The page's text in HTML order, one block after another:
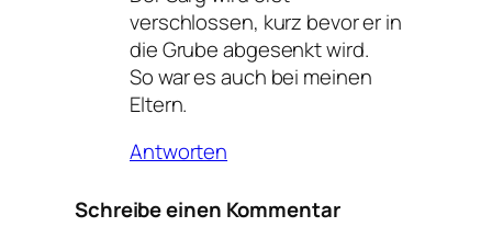
verschlossen, kurz bevor er in
die Grube abgesenkt wird.
So war es auch bei meinen
Eltern.
Antworten
Schreibe einen Kommentar